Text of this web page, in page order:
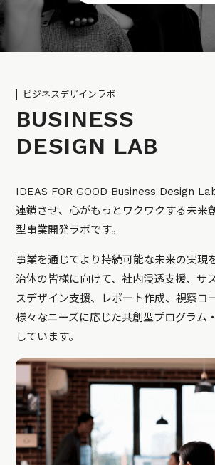
ビジネスデザインラボ
BUSINESS
DESIGN LAB
IDEAS FOR GOOD Business Design
連鎖させ、心がもっとワクワクする未来
型事業開発ラボです。
事業を通じてより持続可能な未来の実現
治体の皆様に向けて、社内浸透支援、サ
スデザイン支援、レポート作成、視察コ
様々なニーズに応じた共創型プログラム
しています。